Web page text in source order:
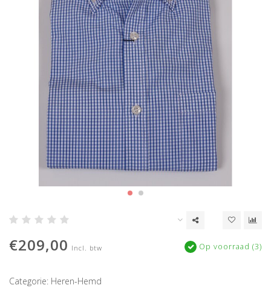
€209,00 Incl. btw Op voorraad (3)
Categorie: Heren-Hemd